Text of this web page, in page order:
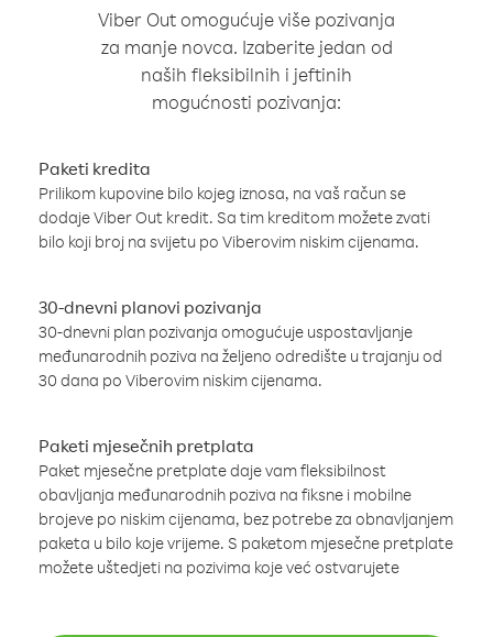
Viber Out omogućuje više pozivanja
za manje novca. Izaberite jedan od
naših fleksibilnih i jeftinih
mogućnosti pozivanja:
Paketi kredita
Prilikom kupovine bilo kojeg iznosa, na vaš račun se
dodaje Viber Out kredit. Sa tim kreditom možete zvati
bilo koji broj na svijetu po Viberovim niskim cijenama.
30-dnevni planovi pozivanja
30-dnevni plan pozivanja omogućuje uspostavljanje
međunarodnih poziva na željeno odredište u trajanju od
30 dana po Viberovim niskim cijenama.
Paketi mjesečnih pretplata
Paket mjesečne pretplate daje vam fleksibilnost
obavljanja međunarodnih poziva na fiksne i mobilne
brojeve po niskim cijenama, bez potrebe za obnavljanjem
paketa u bilo koje vrijeme. S paketom mjesečne pretplate
možete uštedjeti na pozivima koje već ostvarujete